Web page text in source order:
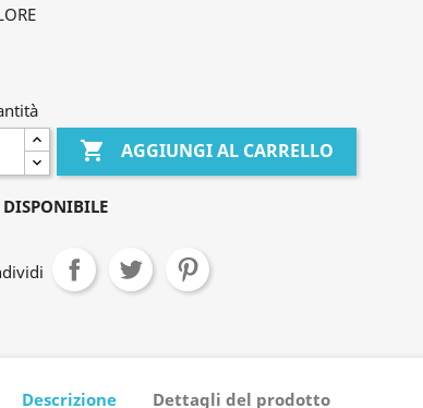
 AGGIUNGI AL CARRELLO
DISPONIBILE
Descrizione Dettagli del prodotto